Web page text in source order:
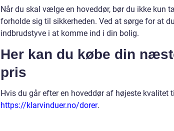
Når du skal vælge en hoveddør, bør du ikke kun
forholde sig til sikkerheden. Ved at sørge for at
indbrudstyve i at komme ind i din bolig.
Her kan du købe din
pris
Hvis du går efter en hoveddør af højeste kvalitet
https://klarvinduer.no/dorer.